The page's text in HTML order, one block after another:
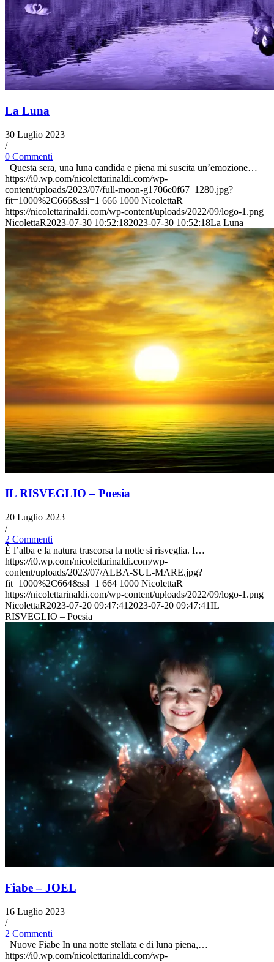
La Luna
30 Luglio 2023
/
0 Commenti
Questa sera, una luna candida e piena mi suscita un’emozione…
https://i0.wp.com/nicolettarinaldi.com/wp-
content/uploads/2023/07/full-moon-g1706e0f67_1280.jpg?
fit=1000%2C666&ssl=1 666 1000 NicolettaR
https://nicolettarinaldi.com/wp-content/uploads/2022/09/logo-1.png
NicolettaR2023-07-30 10:52:182023-07-30 10:52:18La Luna
IL RISVEGLIO – Poesia
20 Luglio 2023
/
2 Commenti
È l’alba e la natura trascorsa la notte si risveglia. I…
https://i0.wp.com/nicolettarinaldi.com/wp-
content/uploads/2023/07/ALBA-SUL-MARE.jpg?
fit=1000%2C664&ssl=1 664 1000 NicolettaR
https://nicolettarinaldi.com/wp-content/uploads/2022/09/logo-1.png
NicolettaR2023-07-20 09:47:41 2023-07-20 09:47:41IL
RISVEGLIO – Poesia
Fiabe – JOEL
16 Luglio 2023
/
2 Commenti
Nuove Fiabe In una notte stellata e di luna piena,…
https://i0.wp.com/nicolettarinaldi.com/wp-